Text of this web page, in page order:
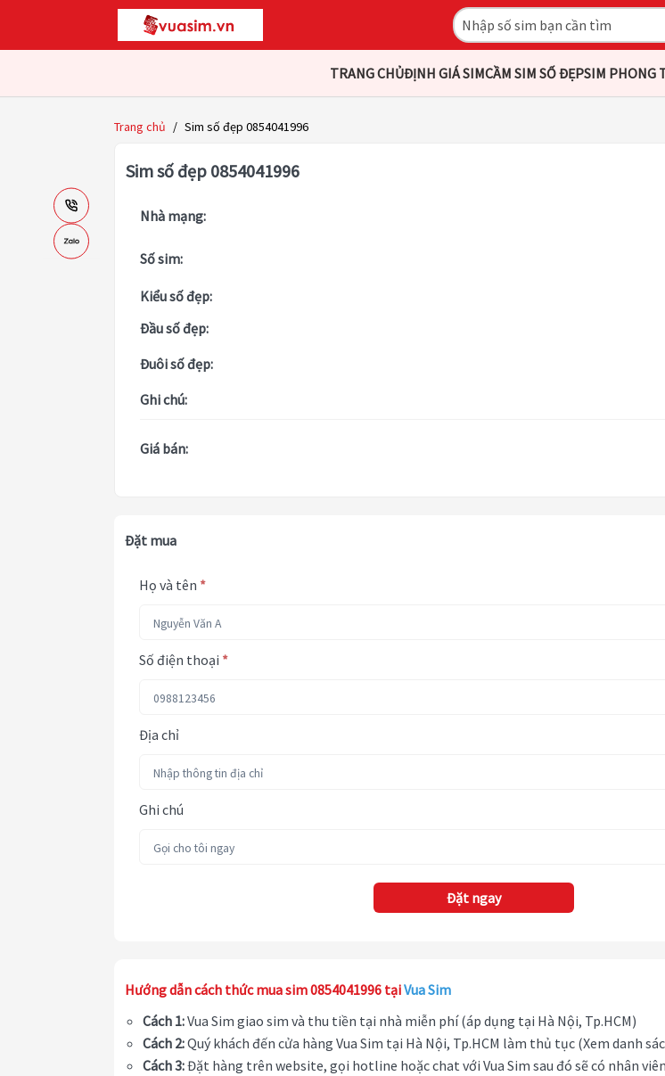
TRANG CHỦĐỊNH GIÁ SIMCẦM SIM SỐ ĐẸPSIM PHONG
Trang chủ / Sim số đẹp 0854041996
Sim số đẹp 0854041996
Nhà mạng:
Số sim:
Kiểu số đẹp:
Đầu số đẹp:
Đuôi số đẹp:
Ghi chú:
Giá bán:
Đặt mua
Họ và tên *
Số điện thoại *
Địa chỉ
Ghi chú
Đặt ngay
Hướng dẫn cách thức mua sim 0854041996 tạiVua Sim
Cách 1:Vua Sim giao sim và thu tiền tại nhà miễn phí (áp dụng tại Hà Nội, Tp.HCM)
Cách 2:Quý khách đến cửa hàng Vua Sim tại Hà Nội, Tp.HCM làm thủ tục (Xem danh
Cách 3:Đặt hàng trên website, gọi hotline hoặc chat với Vua Sim sau đó sẽ có nhân